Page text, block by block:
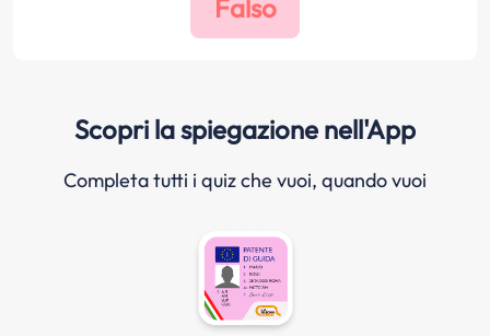
Scopri la spiegazione nell'App
Completa tutti i quiz che vuoi, quando vuoi